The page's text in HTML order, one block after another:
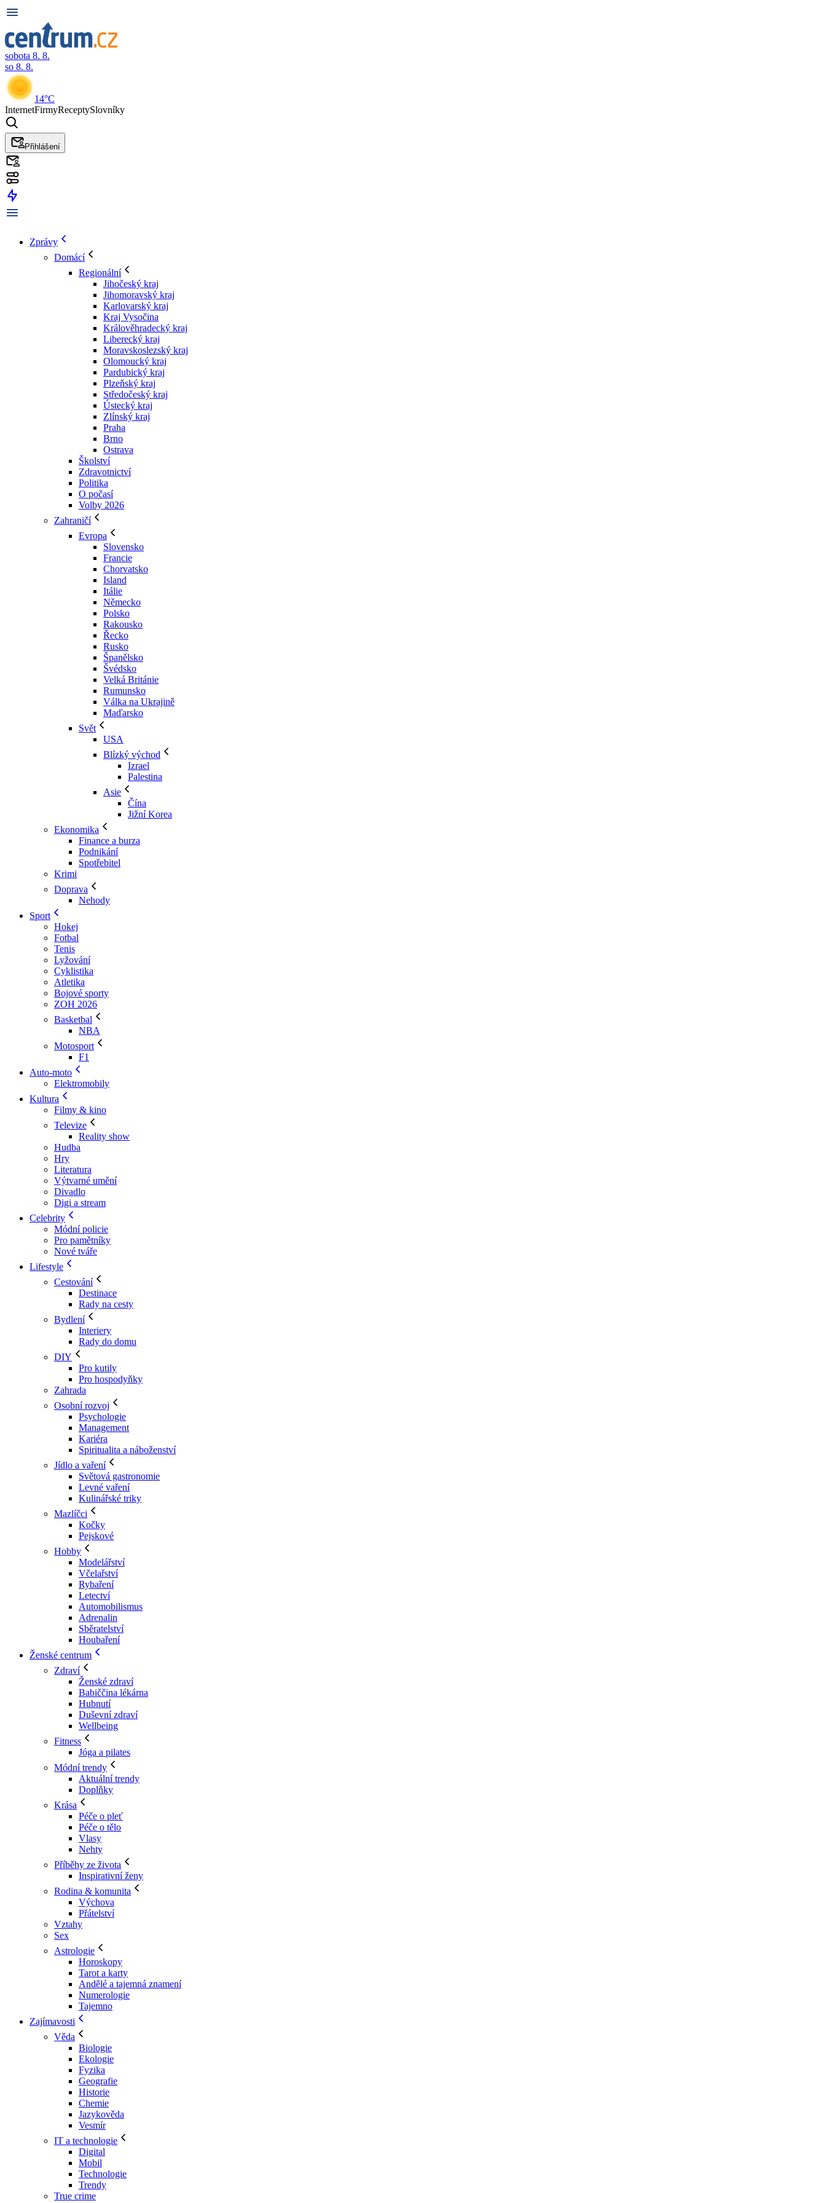
sobota 8. 8.
so 8. 8.
14°C
InternetFirmyReceptySlovníky
Přihlášení
Zprávy
Domácí
Regionální
Jihočeský kraj
Jihomoravský kraj
Karlovarský kraj
Kraj Vysočina
Králověhradecký kraj
Liberecký kraj
Moravskoslezský kraj
Olomoucký kraj
Pardubický kraj
Plzeňský kraj
Středočeský kraj
Ústecký kraj
Zlínský kraj
Praha
Brno
Ostrava
Školství
Zdravotnictví
Politika
O počasí
Volby 2026
Zahraničí
Evropa
Slovensko
Francie
Chorvatsko
Island
Itálie
Německo
Polsko
Rakousko
Řecko
Rusko
Španělsko
Švédsko
Velká Británie
Rumunsko
Válka na Ukrajině
Maďarsko
Svět
USA
Blízký východ
Izrael
Palestina
Asie
Čína
Jižní Korea
Ekonomika
Finance a burza
Podnikání
Spotřebitel
Krimi
Doprava
Nehody
Sport
Hokej
Fotbal
Tenis
Lyžování
Cyklistika
Atletika
Bojové sporty
ZOH 2026
Basketbal
NBA
Motosport
F1
Auto-moto
Elektromobily
Kultura
Filmy & kino
Televize
Reality show
Hudba
Hry
Literatura
Výtvarné umění
Divadlo
Digi a stream
Celebrity
Módní policie
Pro pamětníky
Nové tváře
Lifestyle
Cestování
Destinace
Rady na cesty
Bydlení
Interiery
Rady do domu
DIY
Pro kutily
Pro hospodyňky
Zahrada
Osobní rozvoj
Psychologie
Management
Kariéra
Spiritualita a náboženství
Jídlo a vaření
Světová gastronomie
Levné vaření
Kulinářské triky
Mazlíčci
Kočky
Pejskové
Hobby
Modelářství
Včelařství
Rybaření
Letectví
Automobilismus
Adrenalin
Sběratelství
Houbaření
Ženské centrum
Zdraví
Ženské zdraví
Babiččina lékárna
Hubnutí
Duševní zdraví
Wellbeing
Fitness
Jóga a pilates
Módní trendy
Aktuální trendy
Doplňky
Krása
Péče o pleť
Péče o tělo
Vlasy
Nehty
Příběhy ze života
Inspirativní ženy
Rodina & komunita
Výchova
Přátelství
Vztahy
Sex
Astrologie
Horoskopy
Tarot a karty
Andělé a tajemná znamení
Numerologie
Tajemno
Zajímavosti
Věda
Biologie
Ekologie
Fyzika
Geografie
Historie
Chemie
Jazykověda
Vesmír
IT a technologie
Digital
Mobil
Technologie
Trendy
True crime